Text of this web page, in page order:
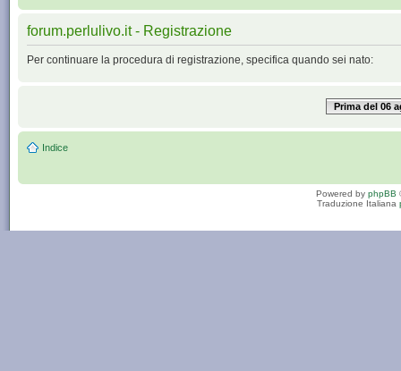
forum.perlulivo.it - Registrazione
Per continuare la procedura di registrazione, specifica quando sei nato:
Prima del 06
Indice
Powered by phpBB
Traduzione Italiana